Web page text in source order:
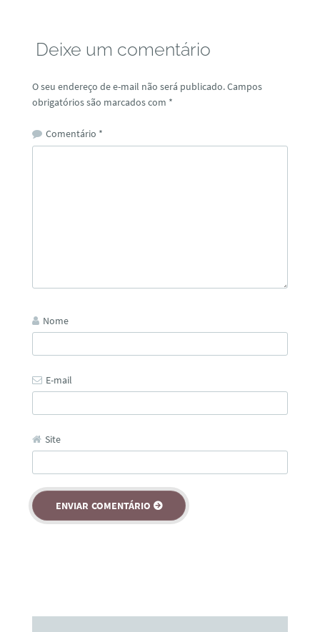
Deixe um comentário
O seu endereço de e-mail não será publicado.Campos
obrigatórios são marcados com *
Comentário *
Nome
E-mail
Site